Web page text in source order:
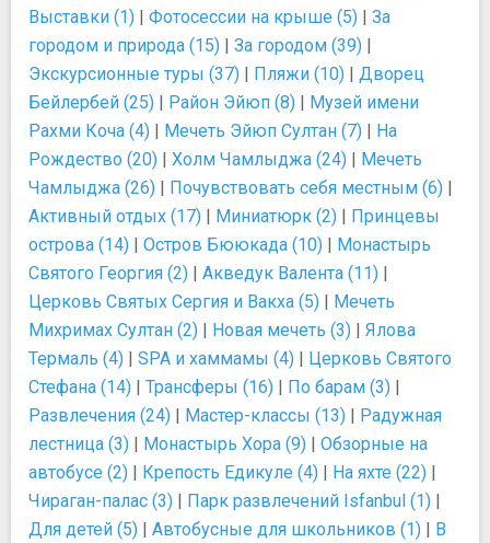
Выставки (1) | Фотосессии на крыше (5) | За
городом и природа (15) | За городом (39) |
Экскурсионные туры (37) | Пляжи (10) | Дворец
Бейлербей (25) | Район Эйюп (8) | Музей имени
Рахми Коча (4) | Мечеть Эйюп Султан (7) | На
Рождество (20) | Холм Чамлыджа (24) | Мечеть
Чамлыджа (26) | Почувствовать себя местным (6) |
Активный отдых (17) | Миниатюрк (2) | Принцевы
острова (14) | Остров Бююкада (10) | Монастырь
Святого Георгия (2) | Акведук Валента (11) |
Церковь Святых Сергия и Вакха (5) | Мечеть
Михримах Султан (2) | Новая мечеть (3) | Ялова
Термаль (4) | SPA и хаммамы (4) | Церковь Святого
Стефана (14) | Трансферы (16) | По барам (3) |
Развлечения (24) | Мастер-классы (13) | Радужная
лестница (3) | Монастырь Хора (9) | Обзорные на
автобусе (2) | Крепость Едикуле (4) | На яхте (22) |
Чираган-палас (3) | Парк развлечений Isfanbul (1) |
Для детей (5) | Автобусные для школьников (1) | В